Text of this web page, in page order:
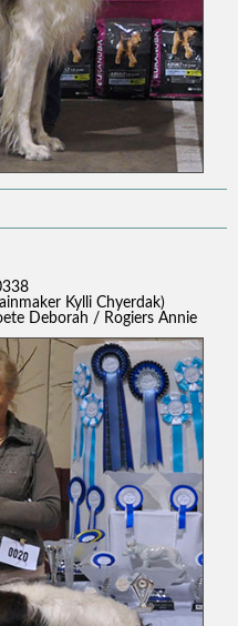
Kylli Chyerdak)
Deborah / Rogiers Annie